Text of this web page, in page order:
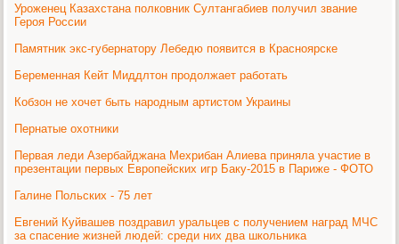
Уроженец Казахстана полковник Султангабиев получил звание
Героя России
Памятник экс-губернатору Лебедю появится в Красноярске
Беременная Кейт Миддлтон продолжает работать
Кобзон не хочет быть народным артистом Украины
Пернатые охотники
Первая леди Азербайджана Мехрибан Алиева приняла участие в
презентации первых Европейских игр Баку-2015 в Париже - ФОТО
Галине Польских - 75 лет
Евгений Куйвашев поздравил уральцев с получением наград МЧС
за спасение жизней людей: среди них два школьника